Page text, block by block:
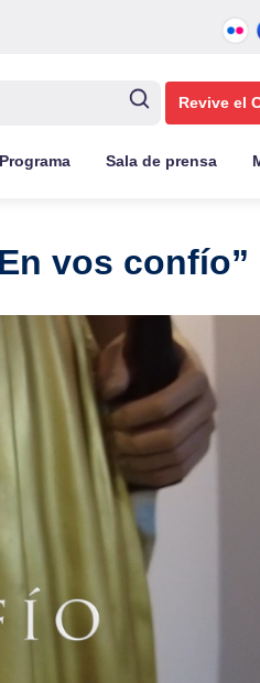
Revive el
Programa Sala de prensa
vos confío”